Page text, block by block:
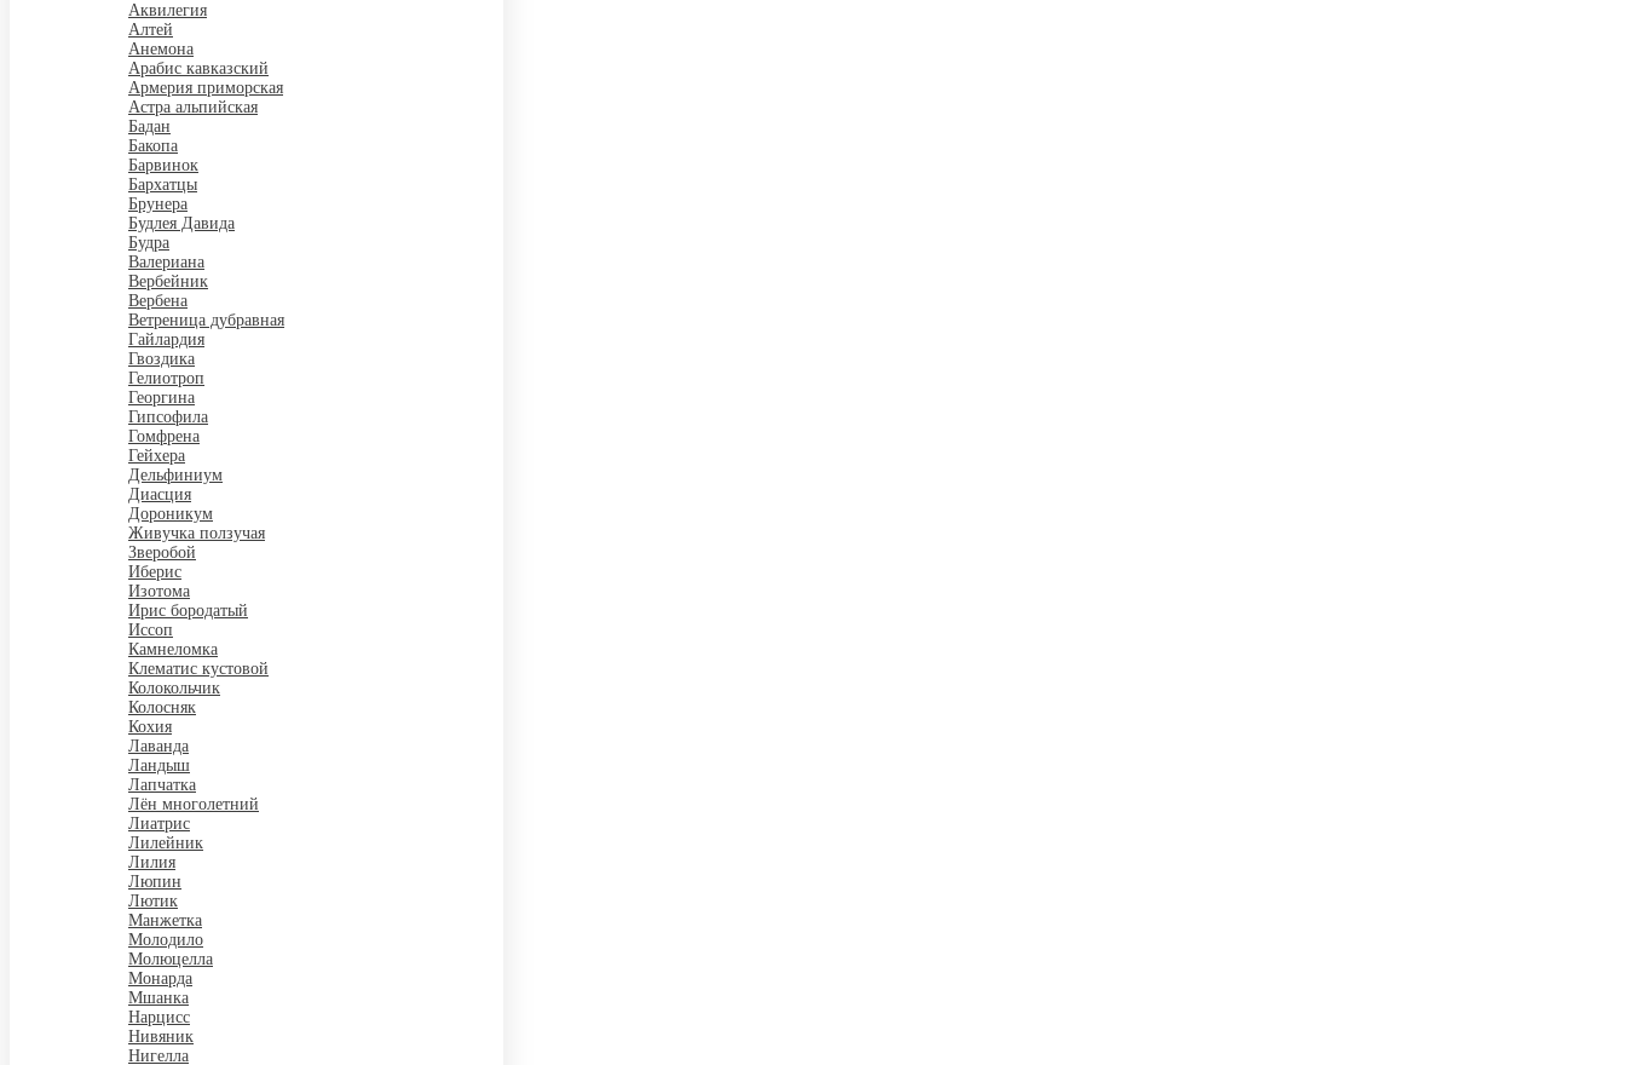
Аквилегия
Алтей
Анемона
Арабис кавказский
Армерия приморская
Астра альпийская
Бадан
Бакопа
Барвинок
Бархатцы
Брунера
Будлея Давида
Будра
Валериана
Вербейник
Вербена
Ветреница дубравная
Гайлардия
Гвоздика
Гелиотроп
Георгина
Гипсофила
Гомфрена
Гейхера
Дельфиниум
Диасция
Дороникум
Живучка ползучая
Зверобой
Иберис
Изотома
Ирис бородатый
Иссоп
Камнеломка
Клематис кустовой
Колокольчик
Колосняк
Кохия
Лаванда
Ландыш
Лапчатка
Лён многолетний
Лиатрис
Лилейник
Лилия
Люпин
Лютик
Манжетка
Молодило
Молюцелла
Монарда
Мшанка
Нарцисс
Нивяник
Нигелла